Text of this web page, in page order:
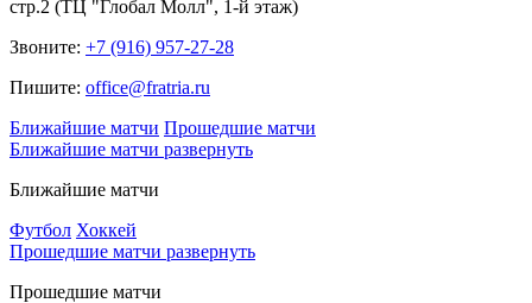
стр.2 (ТЦ "Глобал Молл", 1-й этаж)
Звоните: +7 (916) 957-27-28
Пишите: office@fratria.ru
Ближайшие матчи Прошедшие матчи
Ближайшие матчи развернуть
Ближайшие матчи
Футбол Хоккей
Прошедшие матчи развернуть
Прошедшие матчи